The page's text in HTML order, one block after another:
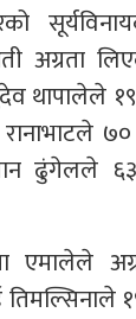
अग्रता
थापालेले
रानाभाटले
ढुंगेलले
एमालेले